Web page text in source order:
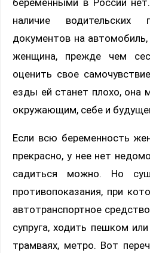
беременными в России
наличие
документов на
женщина, прежде чем
оценить свое
езды ей станет плохо, она
окружающим, себе и
Если всю беременность
прекрасно, у нее нет
садиться можно. Но
противопоказания, при
автотранспортное
супруга, ходить пешком
трамваях, метро. Вот